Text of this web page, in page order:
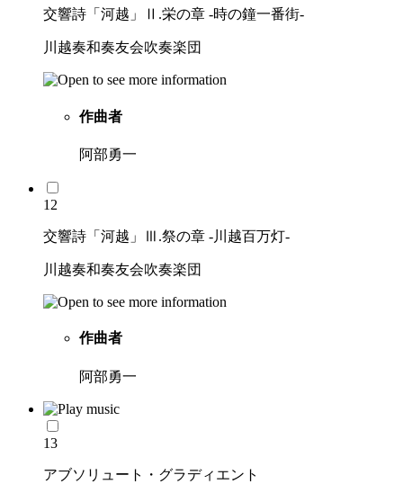
交響詩「河越」Ⅱ.栄の章 -時の鐘一番街-
川越奏和奏友会吹奏楽団
作曲者
阿部勇一
12
交響詩「河越」Ⅲ.祭の章 -川越百万灯-
川越奏和奏友会吹奏楽団
作曲者
阿部勇一
13
アブソリュート・グラディエント